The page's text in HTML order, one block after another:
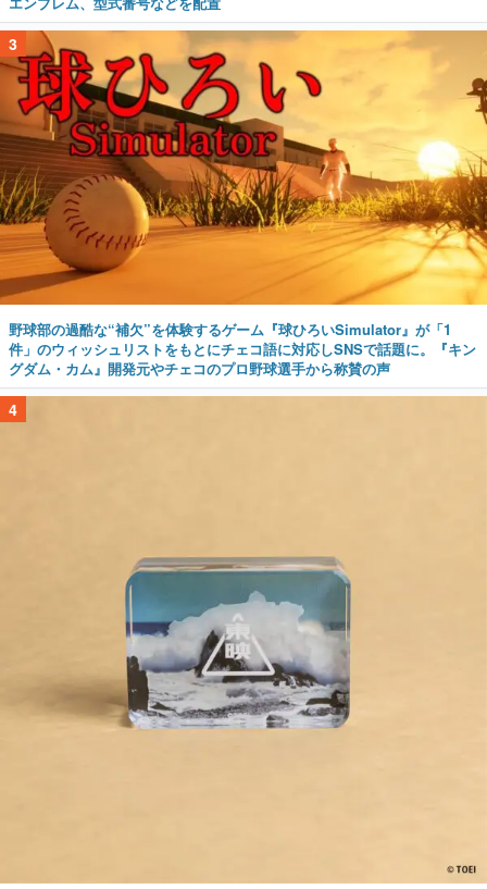
3
野球部の過酷な“補欠”を体験するゲーム『球ひろいSimulator』が「1
件」のウィッシュリストをもとにチェコ語に対応しSNSで話題に。『キン
グダム・カム』開発元やチェコのプロ野球選手から称賛の声
4